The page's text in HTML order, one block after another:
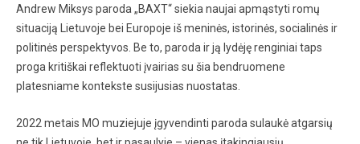
Andrew Miksys paroda „BAXT“ siekia naujai apmąstyti romų
situaciją Lietuvoje bei Europoje iš meninės, istorinės, socialinės ir
politinės perspektyvos. Be to, paroda ir ją lydėję renginiai taps
proga kritiškai reflektuoti įvairias su šia bendruomene
platesniame kontekste susijusias nuostatas.
2022 metais MO muziejuje įgyvendinti paroda sulaukė atgarsių